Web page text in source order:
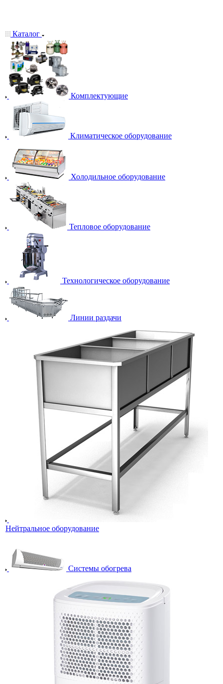
Каталог
Комплектующие
Климатическое оборудование
Холодильное оборудование
Тепловое оборудование
Технологическое оборудование
Линии раздачи
Нейтральное оборудование
Системы обогрева